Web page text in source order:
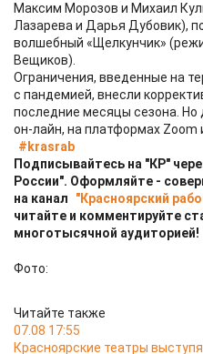
Максим Морозов и Михаил
Лазарева и Дарья Дубовик),
волшебный «Щелкунчик»
Вещиков).
Ограничения, введенные на
с пандемией, внесли
последние месяцы сезона. Но
он-лайн, на платформах Zoom
#krasrab
Подписывайтесь на "КР"
России". Оформляйте -
на канал
"Красноярский
читайте и комментируйте
многотысячной аудиторией!
Фото:
Читайте также
07.08 17:55
Красноярские театры